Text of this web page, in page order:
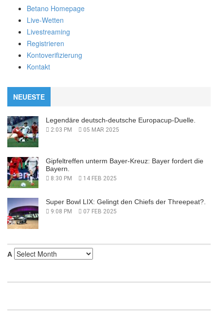
Betano Homepage
Live-Wetten
Livestreaming
Registrieren
Kontoverifizierung
Kontakt
NEUESTE
Legendäre deutsch-deutsche Europacup-Duelle.
2:03 PM 05 MAR 2025
Gipfeltreffen unterm Bayer-Kreuz: Bayer fordert die
Bayern.
8:30 PM 14 FEB 2025
Super Bowl LIX: Gelingt den Chiefs der Threepeat?.
9:08 PM 07 FEB 2025
Α Α